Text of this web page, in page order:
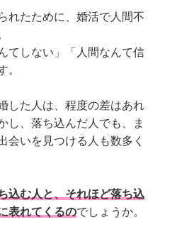
れたために、婚活で人間不
てしない」「人間なんて信
。
した人は、程度の差はあれ
し、落ち込んだ人でも、ま
会いを見つける人も数多く
込む人と、それほど落ち込
表れてくるのでしょうか。